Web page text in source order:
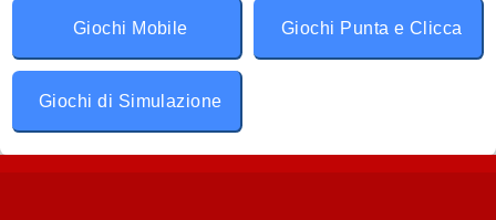
Giochi Mobile Giochi Punta e Clicca
Giochi di Simulazione